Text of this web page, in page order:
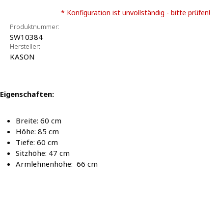
* Konfiguration ist unvollständig - bitte prüfen!
Produktnummer:
SW10384
Hersteller:
KASON
Eigenschaften:
Breite: 60 cm
Höhe: 85 cm
Tiefe: 60 cm
Sitzhöhe: 47 cm
Armlehnenhöhe: 66 cm